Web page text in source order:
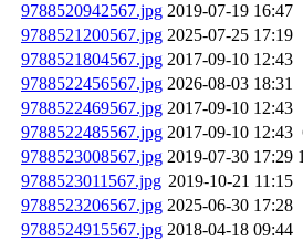
9788520942567.jpg 2019-07-19 16:47
9788521200567.jpg 2025-07-25 17:19
9788521804567.jpg 2017-09-10 12:43
9788522456567.jpg 2026-08-03 18:31
9788522469567.jpg 2017-09-10 12:43
9788522485567.jpg 2017-09-10 12:43
9788523008567.jpg 2019-07-30 17:29
9788523011567.jpg 2019-10-21 11:15
9788523206567.jpg 2025-06-30 17:28
9788524915567.jpg 2018-04-18 09:44